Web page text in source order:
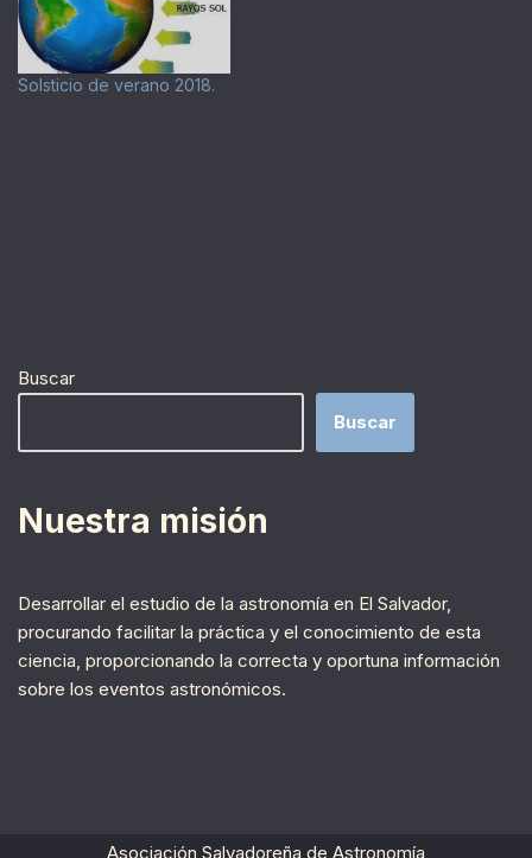
Solsticio de verano 2018.
Buscar
Buscar
Nuestra misión
Desarrollar el estudio de la astronomía en El Salvador,
procurando facilitar la práctica y el conocimiento de esta
ciencia, proporcionando la correcta y oportuna información
sobre los eventos astronómicos.
Asociación Salvadoreña de Astronomía